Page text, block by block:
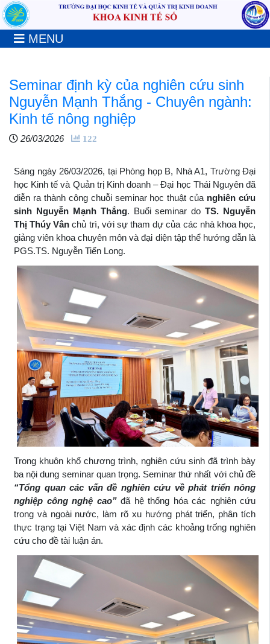
MENU
Seminar định kỳ của nghiên cứu sinh
Nguyễn Mạnh Thắng - Chuyên ngành:
Kinh tế nông nghiệp
26/03/2026 122
Sáng ngày 26/03/2026, tại Phòng họp B, Nhà A1, Trường Đại
học Kinh tế và Quản trị Kinh doanh – Đại học Thái Nguyên đã
diễn ra thành công chuỗi seminar học thuật của nghiên cứu
sinh Nguyễn Mạnh Thắng. Buổi seminar doTS. Nguyễn
Thị Thúy Vân chủ trì, với sự tham dự của các nhà khoa học,
giảng viên khoa chuyên môn và đại diện tập thể hướng dẫn là
PGS.TS. Nguyễn Tiến Long.
Trong khuôn khổ chương trình, nghiên cứu sinh đã trình bày
ba nội dung seminar quan trọng. Seminar thứ nhất với chủ đề
“Tổng quan các vấn đề nghiên cứu về phát triển nông
nghiệp công nghệ cao”đã hệ thống hóa các nghiên cứu
trong và ngoài nước, làm rõ xu hướng phát triển, phân tích
thực trạng tại Việt Nam và xác định các khoảng trống nghiên
cứu cho đề tài luận án.